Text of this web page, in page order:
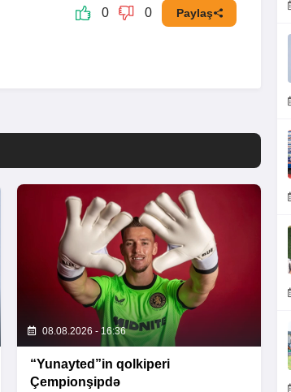
0 0 Paylaş
08.08.2026 - 16:36
“Yunayted”in qolkiperi
Çempionşipdə